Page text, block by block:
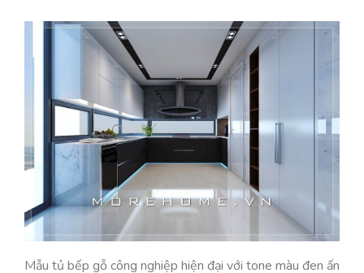
Mẫu tủ bếp gỗ công nghiệp hiện đại với tone màu đen ấn